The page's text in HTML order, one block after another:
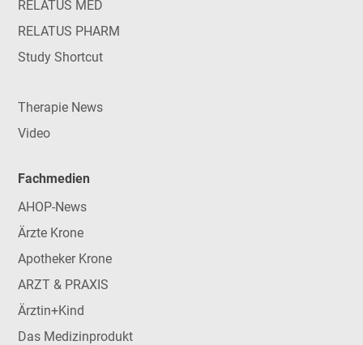
RELATUS MED
RELATUS PHARM
Study Shortcut
Therapie News
Video
Fachmedien
AHOP-News
Ärzte Krone
Apotheker Krone
ARZT & PRAXIS
Ärztin+Kind
Das Medizinprodukt